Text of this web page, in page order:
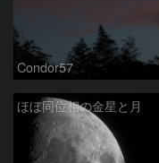
Condor57
ほぼ同位相の金星と月